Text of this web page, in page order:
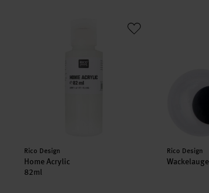
Hersteller:
Rico Design
Home Acrylic
82ml
Hersteller:
Rico Design